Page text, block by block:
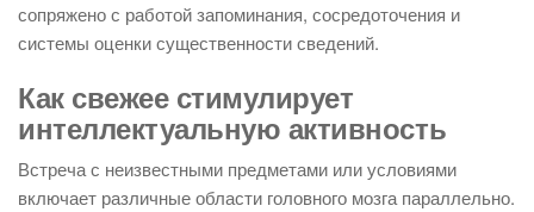
сопряжено с работой запоминания, сосредоточения и
системы оценки существенности сведений.
Как свежее стимулирует
интеллектуальную активность
Встреча с неизвестными предметами или условиями
включает различные области головного мозга параллельно.